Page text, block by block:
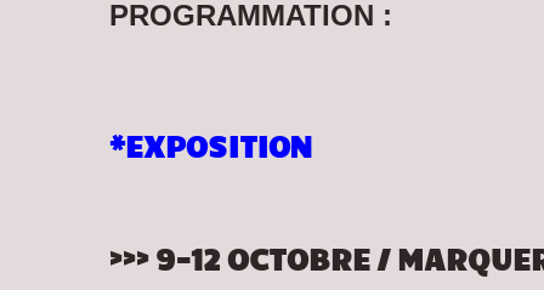
PROGRAMMATION :
*EXPOSITION
>>> 9-12 OCTOBRE /